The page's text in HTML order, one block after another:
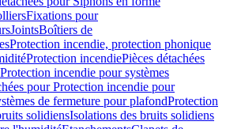
Fixations pour
JointsBoîtiers de
Protection incendie, protection phonique
Protection incendiePièces détachées
Protection incendie pour systèmes
pour Protection incendie pour
de fermeture pour plafondProtection
solidiensIsolations des bruits solidiens